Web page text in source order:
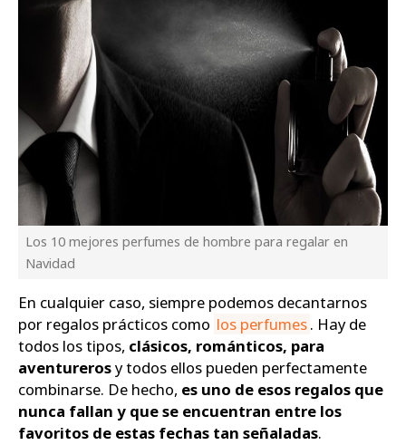
Los 10 mejores perfumes de hombre para regalar en
Navidad
En cualquier caso, siempre podemos decantarnos
por regalos prácticos como los perfumes. Hay de
todos los tipos, clásicos, románticos, para
aventurerosy todos ellos pueden perfectamente
combinarse. De hecho, es uno de esos regalos que
nunca fallan y que se encuentran entre los
favoritos de estas fechas tan señaladas.